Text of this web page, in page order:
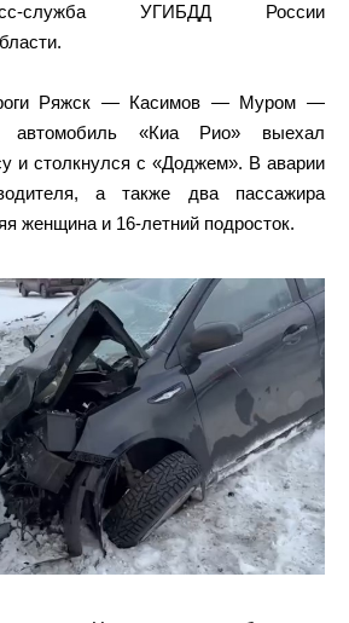
служба УГИБДД России
Ряжск — Касимов — Муром —
автомобиль «Киа Рио» выехал
и столкнулся с «Доджем». В аварии
а также два пассажира
женщина и 16-летний подросток.